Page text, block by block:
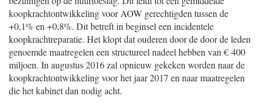
koopkrachtontwikkeling voor AOW gerechtigden tussen de
+0,1% en +0,8%. Dit betreft in beginsel een incidentele
koopkrachtreparatie. Het klopt dat ouderen door de door de leden
genoemde maatregelen een structureel nadeel hebben van € 400
miljoen. In augustus 2016 zal opnieuw gekeken worden naar de
koopkrachtontwikkeling voor het jaar 2017 en naar maatregelen
die het kabinet dan nodig acht.